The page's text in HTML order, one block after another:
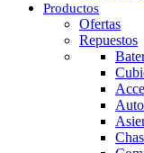
Productos
Ofertas
Repuestos